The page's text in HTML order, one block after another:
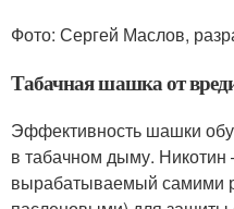
Фото: Сергей Маслов,
Табачная шашка от
Эффективность шашки
в табачном дыму. Никотин
вырабатываемый самими